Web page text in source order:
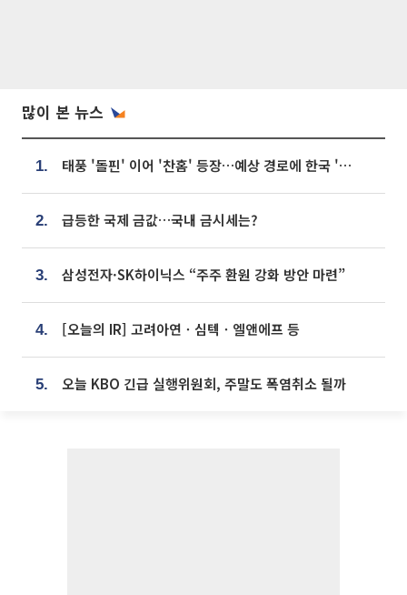
많이 본 뉴스
1. 태풍 '돌핀' 이어 '찬홈' 등장…예상 경로에 한국 '한숨'
2. 급등한 국제 금값…국내 금시세는?
3. 삼성전자·SK하이닉스 “주주 환원 강화 방안 마련”
4. [오늘의 IR] 고려아연ㆍ심텍ㆍ엘앤에프 등
5. 오늘 KBO 긴급 실행위원회, 주말도 폭염취소 될까